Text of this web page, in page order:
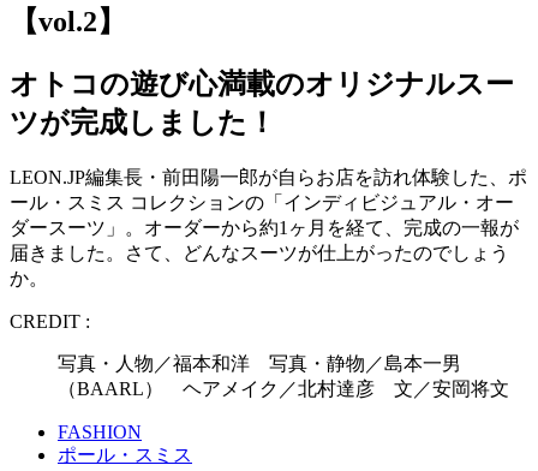
【vol.2】
オトコの遊び心満載のオリジナルスー
ツが完成しました！
LEON.JP編集長・前田陽一郎が自らお店を訪れ体験した、ポ
ール・スミス コレクションの「インディビジュアル・オー
ダースーツ」。オーダーから約1ヶ月を経て、完成の一報が
届きました。さて、どんなスーツが仕上がったのでしょう
か。
CREDIT :
写真・人物／福本和洋 写真・静物／島本一男
（BAARL） ヘアメイク／北村達彦 文／安岡将文
FASHION
ポール・スミス